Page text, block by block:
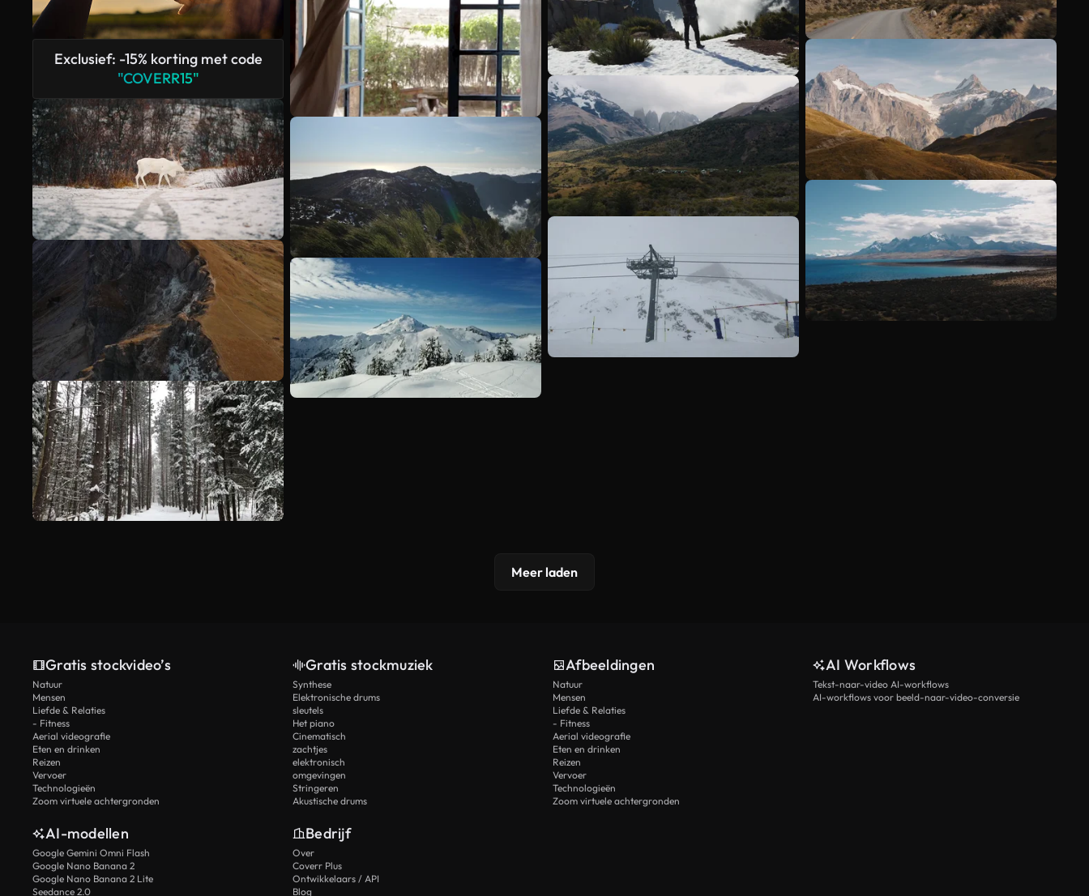
Exclusief: -15% korting met code
"COVERR15"
Meer laden
Gratis stockvideo’s
Natuur
Mensen
Liefde & Relaties
- Fitness
Aerial videografie
Eten en drinken
Reizen
Vervoer
Technologieën
Zoom virtuele achtergronden
Gratis stockmuziek
Synthese
Elektronische drums
sleutels
Het piano
Cinematisch
zachtjes
elektronisch
omgevingen
Stringeren
Akustische drums
Afbeeldingen
Natuur
Mensen
Liefde & Relaties
- Fitness
Aerial videografie
Eten en drinken
Reizen
Vervoer
Technologieën
Zoom virtuele achtergronden
AI Workflows
Tekst-naar-video AI-workflows
AI-workflows voor beeld-naar-video-conversie
AI-modellen
Google Gemini Omni Flash
Google Nano Banana 2
Google Nano Banana 2 Lite
Seedance 2.0
Bedrijf
Over
Coverr Plus
Ontwikkelaars / API
Blog